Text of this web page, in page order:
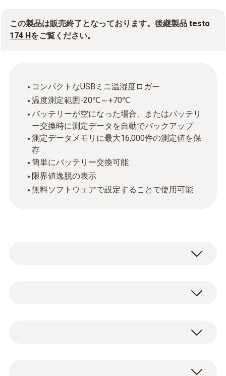
この製品は販売終了となっております。後継製品 testo
174 Hをご覧ください。
コンパクトなUSBミニ温湿度ロガー
温度測定範囲-20℃～+70℃
バッテリーが空になった場合、またはバッテリ
ー交換時に測定データを自動でバックアップ
測定データメモリに最大16,000件の測定値を保
存
簡単にバッテリー交換可能
限界値逸脱の表示
無料ソフトウェアで設定することで使用可能
testo 174H ミニ温湿度データロガーは、いつ
小型なが
本体、USBインターフェイス、壁取付用ブラ